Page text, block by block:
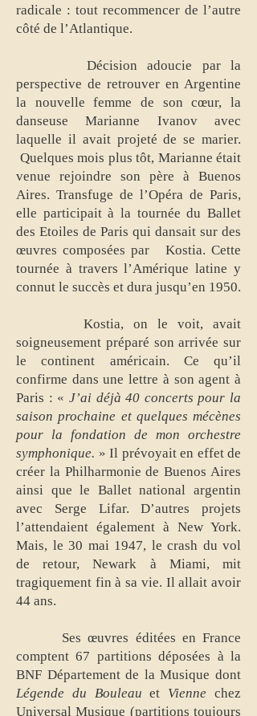
radicale : tout recommencer de l’autre
côté de l’Atlantique.
Décision adoucie par la
perspective de retrouver en Argentine
la nouvelle femme de son cœur, la
danseuse Marianne Ivanov avec
laquelle il avait projeté de se marier.
Quelques mois plus tôt, Marianne était
venue rejoindre son père à Buenos
Aires. Transfuge de l’Opéra de Paris,
elle participait à la tournée du Ballet
des Etoiles de Paris qui dansait sur des
œuvres composées par Kostia. Cette
tournée à travers l’Amérique latine y
connut le succès et dura jusqu’en 1950.
Kostia, on le voit, avait
soigneusement préparé son arrivée sur
le continent américain. Ce qu’il
confirme dans une lettre à son agent à
Paris : « J’ai déjà 40 concerts pour la
saison prochaine et quelques mécènes
pour la fondation de mon orchestre
symphonique. » Il prévoyait en effet de
créer la Philharmonie de Buenos Aires
ainsi que le Ballet national argentin
avec Serge Lifar. D’autres projets
l’attendaient également à New York.
Mais, le 30 mai 1947, le crash du vol
de retour, Newark à Miami, mit
tragiquement fin à sa vie. Il allait avoir
44 ans.
Ses œuvres éditées en France
comptent 67 partitions déposées à la
BNF Département de la Musique dont
Légende du Bouleau et Vienne chez
Universal Musique (partitions toujours